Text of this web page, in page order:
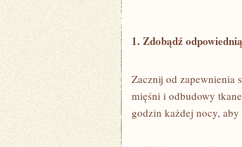
1.⁣ Zdobądź
Zacznij od zapewnienia
mięśni i odbudowy
godzin każdej nocy,‌ aby